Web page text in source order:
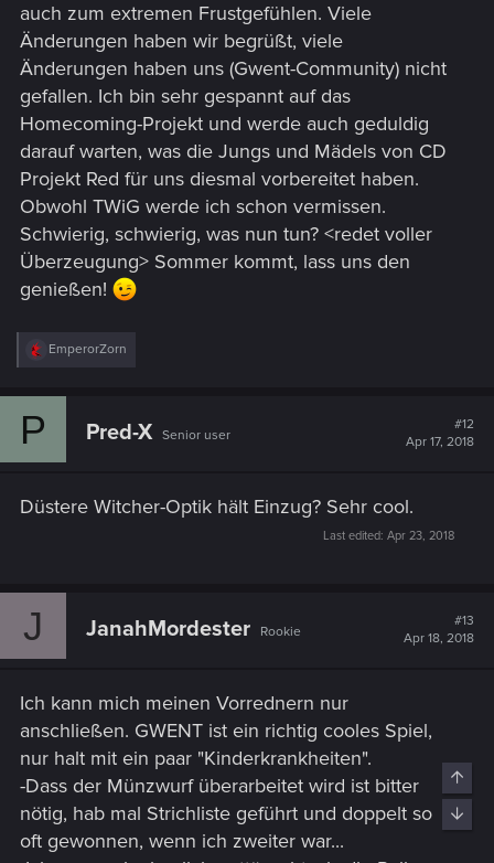
auch zum extremen Frustgefühlen. Viele
Änderungen haben wir begrüßt, viele
Änderungen haben uns (Gwent-Community) nicht
gefallen. Ich bin sehr gespannt auf das
Homecoming-Projekt und werde auch geduldig
darauf warten, was die Jungs und Mädels von CD
Projekt Red für uns diesmal vorbereitet haben.
Obwohl TWiG werde ich schon vermissen.
Schwierig, schwierig, was nun tun? <redet voller
Überzeugung> Sommer kommt, lass uns den
genießen!
R
c
:
EmperorZorn
P Pred-X Senior user
#12
Apr 17, 2018
Düstere Witcher-Optik hält Einzug? Sehr cool.
Last edited: Apr 23, 2018
J JanahMordester Rookie
#13
Apr 18, 2018
Ich kann mich meinen Vorrednern nur
anschließen. GWENT ist ein richtig cooles Spiel,
nur halt mit ein paar "Kinderkrankheiten".
-Dass der Münzwurf überarbeitet wird ist bitter
nötig, hab mal Strichliste geführt und doppelt so
oft gewonnen, wenn ich zweiter war...
Top